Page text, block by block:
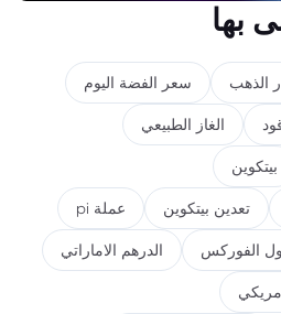
بها
الذهب سعر الفضة اليوم
الغاز الطبيعي
بيتكوين
تعدين بيتكوين عملة pi
الفوركس الدرهم الاماراتي